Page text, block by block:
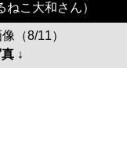
こ大和さん）
（8/11）
↓